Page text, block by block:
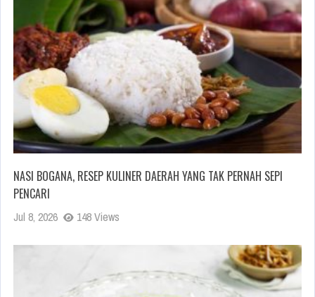
NASI BOGANA, RESEP KULINER DAERAH YANG TAK PERNAH SEPI
PENCARI
Jul 8, 2026 148 Views